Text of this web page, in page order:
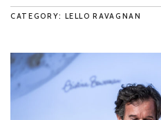
CATEGORY: LELLO RAVAGNAN